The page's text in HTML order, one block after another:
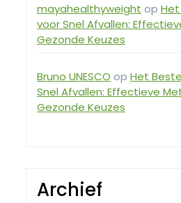
mayahealthyweight op
voor Snel Afvallen:
Gezonde Keuzes
Bruno UNESCO op Het
Snel Afvallen: Effectieve
Gezonde Keuzes
Archief